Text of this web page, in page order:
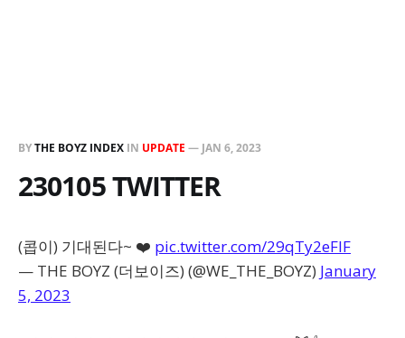
BYTHE BOYZ INDEX IN UPDATE — JAN 6, 2023
230105 TWITTER
(콥이) 기대된다~ ❤️ pic.twitter.com/29qTy2eFlF
— THE BOYZ (더보이즈) (@WE_THE_BOYZ) January
5, 2023